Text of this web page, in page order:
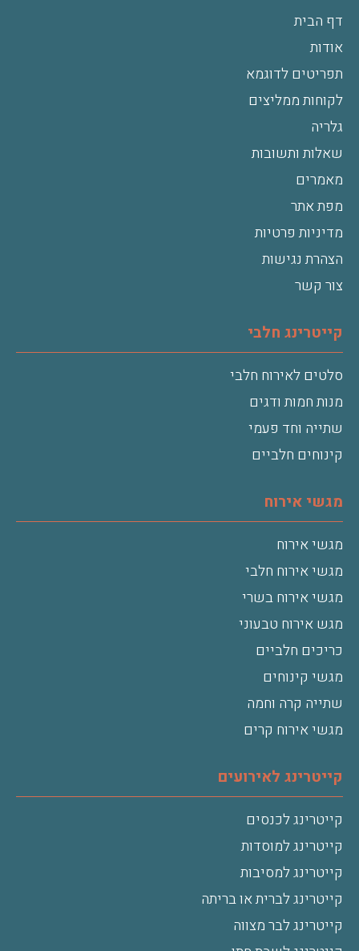
דף הבית
אודות
תפריטים לדוגמא
לקוחות ממליצים
גלריה
שאלות ותשובות
מאמרים
מפת אתר
מדיניות פרטיות
הצהרת נגישות
צור קשר
קייטרינג חלבי
סלטים לאירוח חלבי
מנות חמות ודגים
שתייה וחד פעמי
קינוחים חלביים
מגשי אירוח
מגשי אירוח
מגשי אירוח חלבי
מגשי אירוח בשרי
מגש אירוח טבעוני
כריכים חלביים
מגשי קינוחים
שתייה קרה וחמה
מגשי אירוח קרים
קייטרינג לאירועים
קייטרינג לכנסים
קייטרינג למוסדות
קייטרינג למסיבות
קייטרינג לברית או בריתה
קייטרינג לבר מצווה